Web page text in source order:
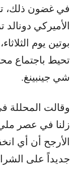
في غضون ذلك،
الأميركي
بوتين يوم
تحيط باجتماع
شي جينبينغ.
وقالت المحللة
زلنا في عصر
الأرجح أن أي
جديداً على